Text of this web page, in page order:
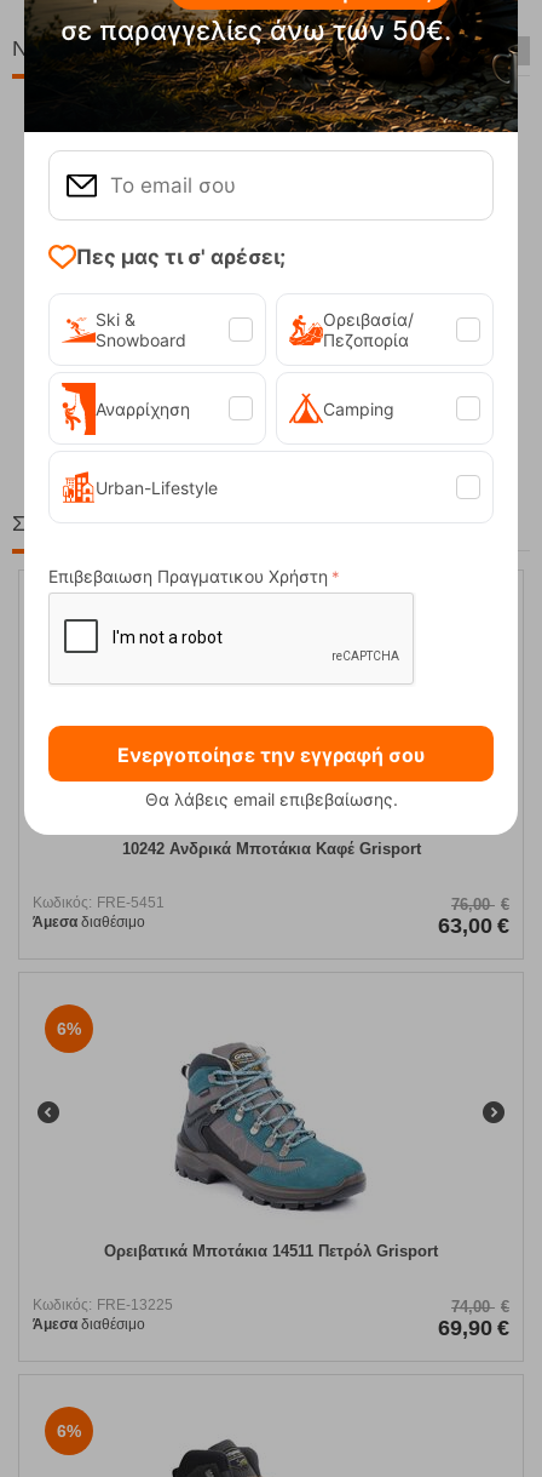
Νέες Παραλαβές
Compact Ocean Blue Τηλεσκοπικά Μπατόν Πεζ...
62,50 €
Στη ίδια Τιμή!
17%
10242 Ανδρικά Μποτάκια Καφέ Grisport
Κωδικός: FRE-5451
Άμεσα διαθέσιμο
76,00 €
63,00 €
6%
Ορειβατικά Μποτάκια 14511 Πετρόλ Grisport
Κωδικός: FRE-13225
Άμεσα διαθέσιμο
74,00 €
69,90 €
6%
σε παραγγελίες άνω των 50€.
Πες μας τι σ' αρέσει;
Ski &
Snowboard
Ορειβασία/
Πεζοπορία
Αναρρίχηση Camping
Urban-Lifestyle
Επιβεβαιωση Πραγματικου Χρήστη
Ενεργοποίησε την εγγραφή σου
Θα λάβεις email επιβεβαίωσης.